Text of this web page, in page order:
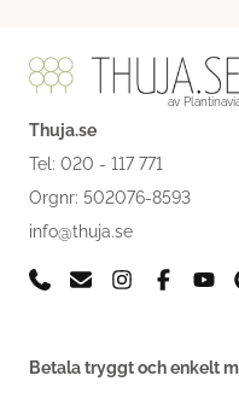
av
Thuja.se
Tel: 020 - 117 771
Orgnr: 502076-8593
info@thuja.se
Betala tryggt och enkelt